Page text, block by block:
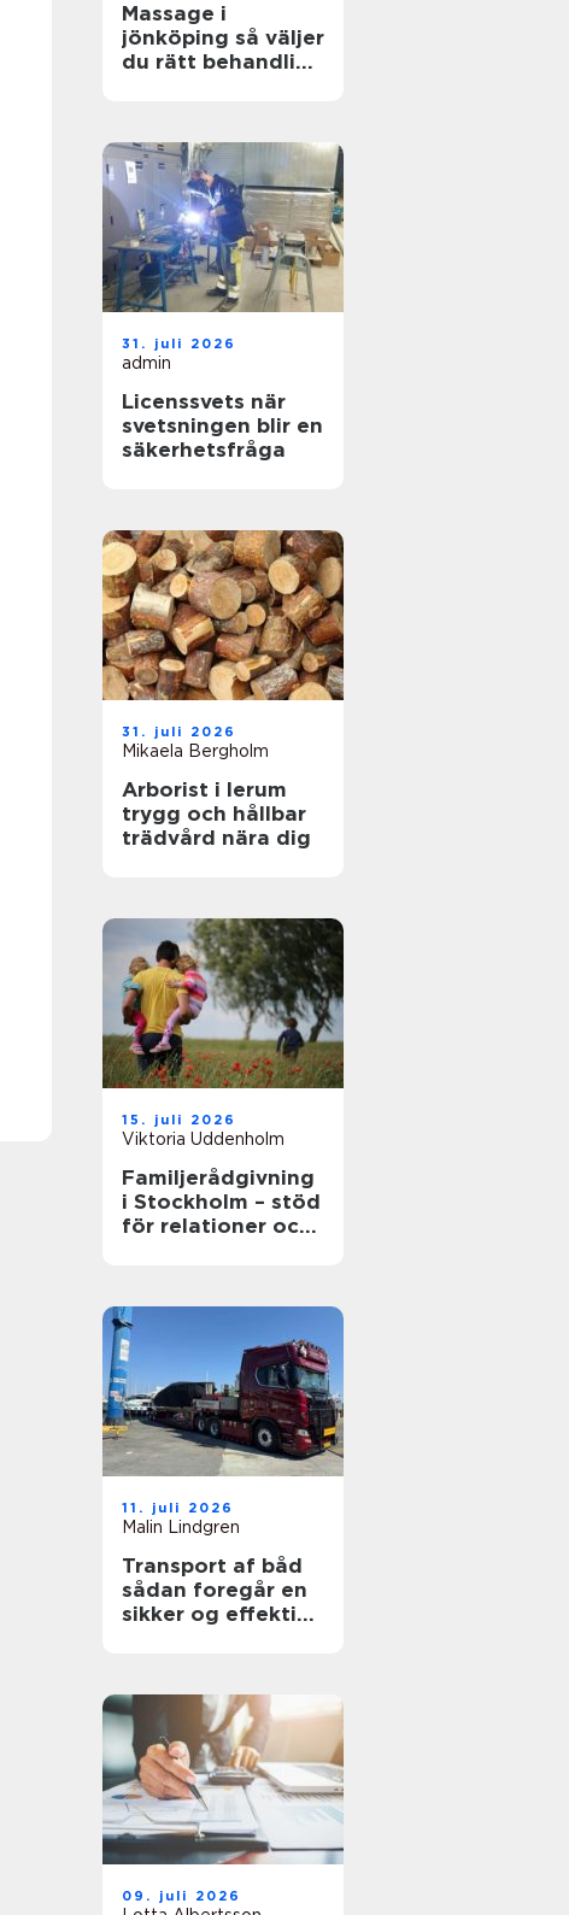
Massage i
jönköping så väljer
du rätt behandling
31. juli 2026
admin
Licenssvets när
svetsningen blir en
säkerhetsfråga
31. juli 2026
Mikaela Bergholm
Arborist i lerum
trygg och hållbar
trädvård nära dig
15. juli 2026
Viktoria Uddenholm
Familjerådgivning
i Stockholm – stöd
för relationer och
11. juli 2026
Malin Lindgren
Transport af båd
sådan foregår en
sikker og effektiv
09. juli 2026